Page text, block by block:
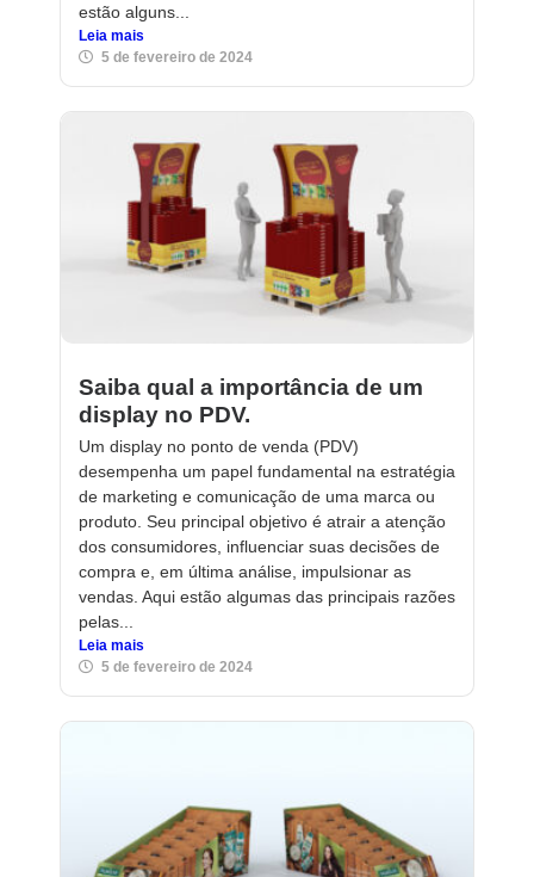
estão alguns...
Leia mais
5 de fevereiro de 2024
Saiba qual a importância de um
display no PDV.
Um display no ponto de venda (PDV)
desempenha um papel fundamental na estratégia
de marketing e comunicação de uma marca ou
produto. Seu principal objetivo é atrair a atenção
dos consumidores, influenciar suas decisões de
compra e, em última análise, impulsionar as
vendas. Aqui estão algumas das principais razões
pelas...
Leia mais
5 de fevereiro de 2024